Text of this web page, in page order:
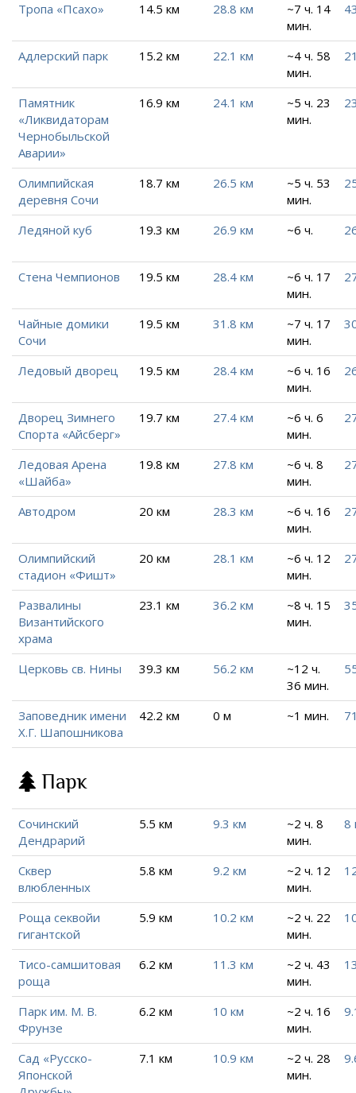
Тропа «Псахо» 14.5 км 28.8 км
~7 ч. 14
мин.
Адлерский парк 15.2 км 22.1 км
~4 ч. 58
мин.
Памятник
«Ликвидаторам
Чернобыльской
Аварии»
16.9 км 24.1 км
~5 ч. 23
мин.
Олимпийская
деревня Сочи
18.7 км 26.5 км
~5 ч. 53
мин.
Ледяной куб 19.3 км 26.9 км ~6 ч.
Стена Чемпионов 19.5 км 28.4 км
~6 ч. 17
мин.
Чайные домики
Сочи
19.5 км 31.8 км
~7 ч. 17
мин.
Ледовый дворец 19.5 км 28.4 км
~6 ч. 16
мин.
Дворец Зимнего
Спорта «Айсберг»
19.7 км 27.4 км
~6 ч. 6
мин.
Ледовая Арена
«Шайба»
19.8 км 27.8 км
~6 ч. 8
мин.
Автодром 20 км 28.3 км
~6 ч. 16
мин.
Олимпийский
стадион «Фишт»
20 км 28.1 км
~6 ч. 12
мин.
Развалины
Византийского
храма
23.1 км 36.2 км
~8 ч. 15
мин.
Церковь св. Нины 39.3 км 56.2 км
~12 ч.
36 мин.
Заповедник имени
Х.Г. Шапошникова
42.2 км 0 м ~1 мин.
Парк
Сочинский
Дендрарий
5.5 км 9.3 км
~2 ч. 8
мин.
8
Сквер
влюбленных
5.8 км 9.2 км
~2 ч. 12
мин.
Роща секвойи
гигантской
5.9 км 10.2 км
~2 ч. 22
мин.
Тисо-самшитовая
роща
6.2 км 11.3 км
~2 ч. 43
мин.
Парк им. М. В.
Фрунзе
6.2 км 10 км
~2 ч. 16
мин.
Сад «Русско-
Японской
7.1 км 10.9 км
~2 ч. 28
мин.